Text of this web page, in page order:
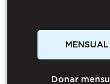
MENSUAL
Donar